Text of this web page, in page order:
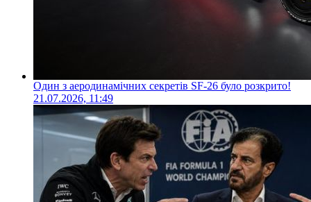
Один з аеродинамічних секретів SF-26 було розкрито!
21.07.2026, 11:49